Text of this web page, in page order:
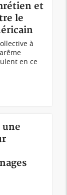
et
le
à
en ce
une